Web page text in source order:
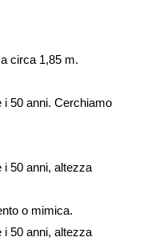
circa 1,85 m.
i 50 anni. Cerchiamo
50 anni, altezza
o mimica.
i 50 anni, altezza